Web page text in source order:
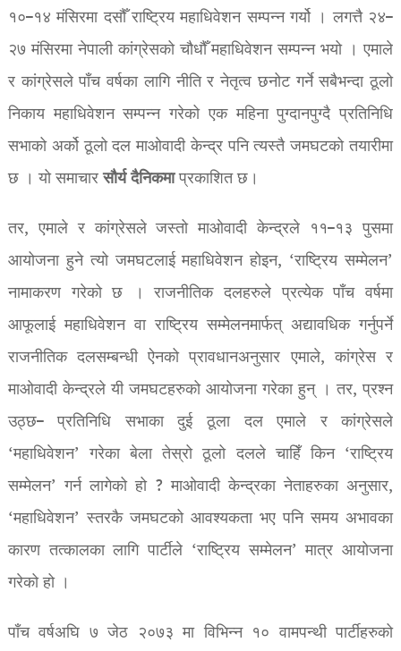
१०–१४ मंसिरमा दसौँ राष्ट्रिय महाधिवेशन सम्पन्न गर्यो । लगत्तै २४–
२७ मंसिरमा नेपाली कांग्रेसको चौधौँ महाधिवेशन सम्पन्न भयो । एमाले
र कांग्रेसले पाँच वर्षका लागि नीति र नेतृत्व छनोट गर्ने सबैभन्दा ठूलो
निकाय महाधिवेशन सम्पन्न गरेको एक महिना पुग्दानपुग्दै प्रतिनिधि
सभाको अर्को ठूलो दल माओवादी केन्द्र पनि त्यस्तै जमघटको तयारीमा
छ । यो समाचारसौर्यदैनिकमाप्रकाशित छ।
तर, एमाले र कांग्रेसले जस्तो माओवादी केन्द्रले ११–१३ पुसमा
आयोजना हुने त्यो जमघटलाई महाधिवेशन होइन, ‘राष्ट्रिय सम्मेलन’
नामाकरण गरेको छ । राजनीतिक दलहरुले प्रत्येक पाँच वर्षमा
आफूलाई महाधिवेशन वा राष्ट्रिय सम्मेलनमार्फत् अद्यावधिक गर्नुपर्ने
राजनीतिक दलसम्बन्धी ऐनको प्रावधानअनुसार एमाले, कांग्रेस र
माओवादी केन्द्रले यी जमघटहरुको आयोजना गरेका हुन् । तर, प्रश्न
उठ्छ– प्रतिनिधि सभाका दुई ठूला दल एमाले र कांग्रेसले
‘महाधिवेशन’ गरेका बेला तेस्रो ठूलो दलले चाहिँ किन ‘राष्ट्रिय
सम्मेलन’ गर्न लागेको हो ? माओवादी केन्द्रका नेताहरुका अनुसार,
‘महाधिवेशन’ स्तरकै जमघटको आवश्यकता भए पनि समय अभावका
कारण तत्कालका लागि पार्टीले ‘राष्ट्रिय सम्मेलन’ मात्र आयोजना
गरेको हो ।
पाँच वर्षअघि ७ जेठ २०७३ मा विभिन्न १० वामपन्थी पार्टीहरुको